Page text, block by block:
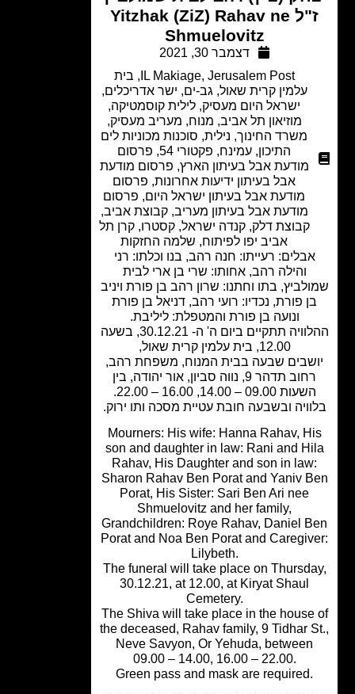
ז"ל Yitzhak (ZiZ) Rahav ne
Shmuelovitz
דצמבר 30, 2021
IL Makiage, Jerusalem Post
,בית
עלמין קרית שאול,גב-ים,ישר אדריכלים,
ישראל היום מעסיק, לילית קוסמטיקה,
מוזיאון תל אביב,מנוח,מעריב מעסיק,
משרד החינוך, נילית,סוכנות מכוניות לים
התיכון
עמינח, פקטורי 54 ,פרסום
מודעת אבל בעיתון הארץ,פרסום מודעת
אבל בעיתון ידיעות אחרונות,פרסום
מודעת אבל בעיתון ישראל היום,פרסום
מודעת אבל בעיתון מעריב, קבוצת אביב,
קבוצת דלק,קנדה ישראל, קסטרו, קרן תל
אביב יפו לפיתוח ,שלמה החזקות
רעייתו: חנה רהב, בנו וכלתו: רני
והילה רהב, אחותו: שרי בן ארי לבית
בתו וחתנו: שרון רהב בן פורת ויניב
פורת, נכדיו: רועי רהב, דניאל בן פורת
ונועה בן פורת והמטפלת: ליליבת.
ההלוויה תתקיים ביום ה' ה- 30.12.21, בשעה
שבעה בבית המנוח, משפחת רהב,
רחוב תדהר 9, נווה סביון, אור יהודה, בין
ובשבעה חובת עטיית מסכה ותו ירוק.
Mourners: His wife: Hanna Rahav,
son and daughter in law: Rani and
Rahav, His Daughter and son in
Sharon Rahav Ben Porat and Yaniv
Porat, His Sister: Sari Ben Ari nee
Shmuelovitz and her family,
Grandchildren: Roye Rahav, Daniel
Porat and Noa Ben Porat and
Lilybeth.
The funeral will take place on
30.12.21, at 12.00, at Kiryat Shaul
Cemetery.
The Shiva will take place in the
the deceased, Rahav family, 9 Tidhar
Neve Savyon, Or Yehuda, between
09.00 – 14.00, 16.00 – 22.00.
Green pass and mask are required.